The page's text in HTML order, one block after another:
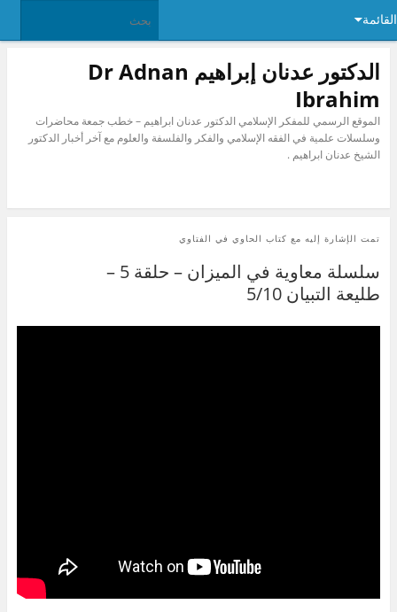
القائمة
الدكتور عدنان إبراهيم Dr Adnan
Ibrahim
الموقع الرسمي للمفكر الإسلامي الدكتور عدنان ابراهيم – خطب جمعة محاضرات
وسلسلات علمية في الفقه الإسلامي والفكر والفلسفة والعلوم مع آخر أخبار الدكتور
الشيخ عدنان ابراهيم .
تمت الإشارة إليه مع كتاب الحاوي في الفتاوي
سلسلة معاوية في الميزان – حلقة 5 –
طليعة التبيان 5/10